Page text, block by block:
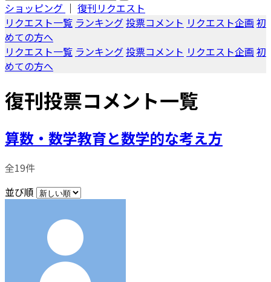
ショッピング ｜ 復刊リクエスト
リクエスト一覧 ランキング投票コメント リクエスト企画 初
めての方へ
リクエスト一覧 ランキング投票コメント リクエスト企画 初
めての方へ
復刊投票コメント一覧
算数・数学教育と数学的な考え方
全19件
並び順